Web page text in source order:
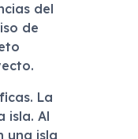
del
de
La
isla. Al
una isla